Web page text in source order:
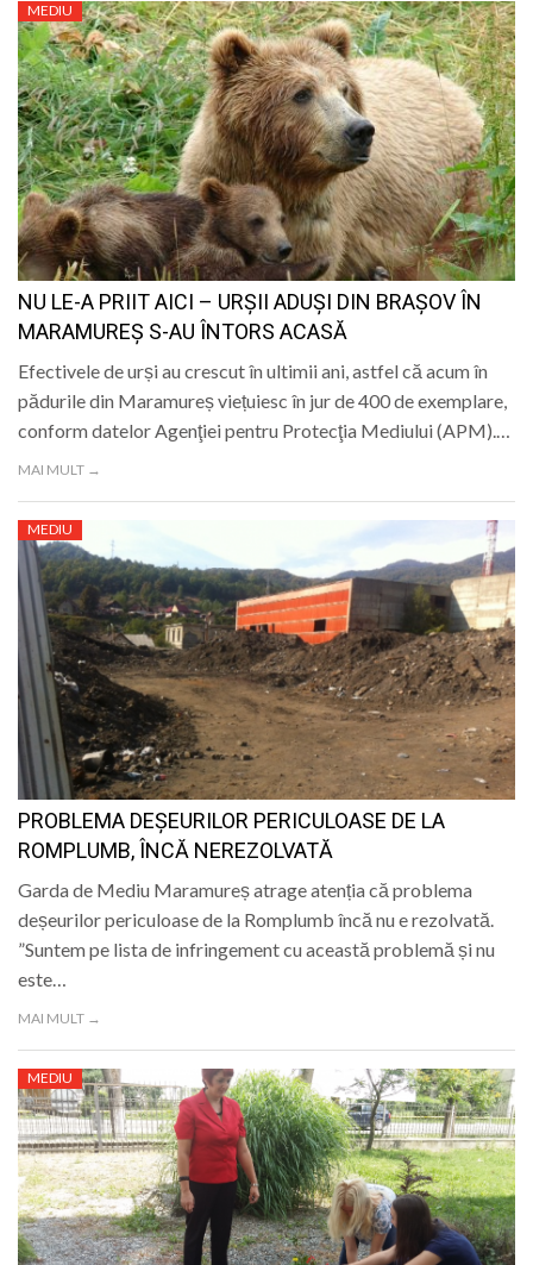
MEDIU
NU LE-A PRIIT AICI – URȘII ADUȘI DIN BRAȘOV ÎN
MARAMUREȘ S-AU ÎNTORS ACASĂ
Efectivele de urși au crescut în ultimii ani, astfel că acum în
pădurile din Maramureș viețuiesc în jur de 400 de exemplare,
conform datelor Agenţiei pentru Protecţia Mediului (APM).…
MAI MULT →
MEDIU
PROBLEMA DEȘEURILOR PERICULOASE DE LA
ROMPLUMB, ÎNCĂ NEREZOLVATĂ
Garda de Mediu Maramureș atrage atenția că problema
deșeurilor periculoase de la Romplumb încă nu e rezolvată.
”Suntem pe lista de infringement cu această problemă și nu
este…
MAI MULT →
MEDIU